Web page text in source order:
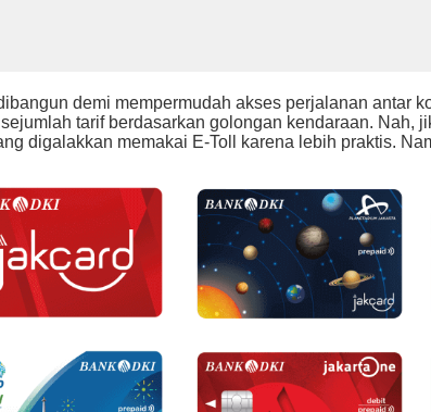
demi mempermudah akses perjalanan antar
tarif berdasarkan golongan kendaraan. Nah,
digalakkan memakai E-Toll karena lebih praktis.